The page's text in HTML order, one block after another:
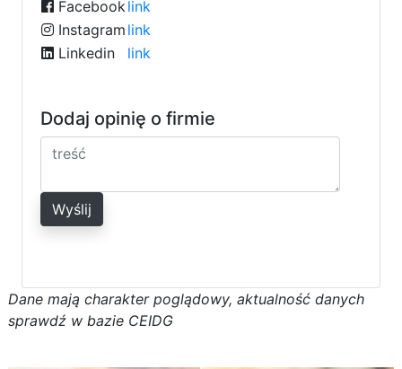
Facebook link
Instagram link
Linkedin
link
Dodaj opinię o firmie
Wyślij
Dane mają charakter poglądowy, aktualność danych
sprawdź w bazie CEIDG